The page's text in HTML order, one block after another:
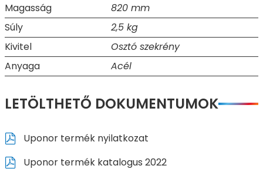
Magasság
820 mm
Súly
2,5 kg
Kivitel
Osztó szekrény
Anyaga
Acél
LETÖLTHETŐ DOKUMENTUMOK
Uponor termék nyilatkozat
Uponor termék katalogus 2022